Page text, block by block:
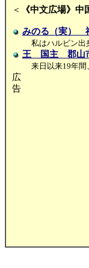
＜ 《中文広場》
みのる（実）
私はハルビン
王 国主 郡山
来日以来19年
広
告